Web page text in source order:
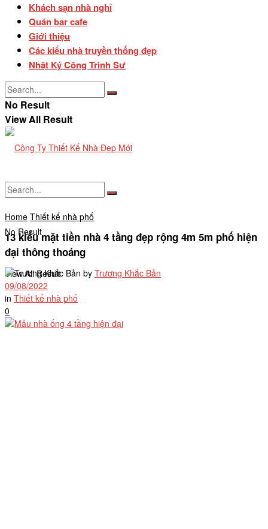
Khách sạn nhà nghỉ
Quán bar cafe
Giới thiệu
Các kiểu nhà truyền thống đẹp
Nhật Ký Công Trình Sư
No Result
View All Result
No Result
View All Result
Home Thiết kế nhà phố
13 kiểu mặt tiền nhà 4 tầng đẹp rộng 4m 5m phố hiện
đại thông thoáng
by Trương Khắc Bản
09/08/2022
in Thiết kế nhà phố
0